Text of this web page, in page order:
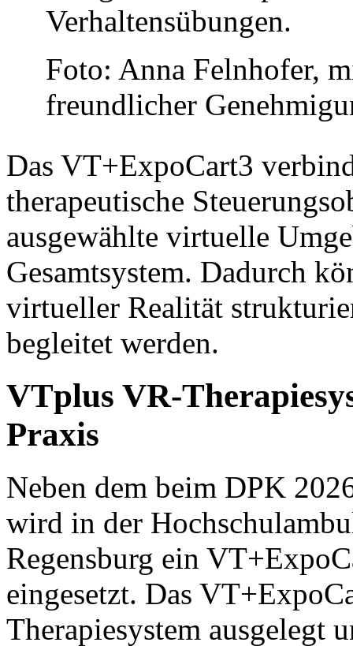
Verhaltensübungen.
Foto: Anna Felnhofer,
freundlicher
Das VT+ExpoCart3
therapeutische
ausgewählte virtuelle
Gesamtsystem. Dadurch
virtueller Realität
begleitet werden.
VTplus VR-
Praxis
Neben dem beim DPK
wird in der
Regensburg ein
eingesetzt. Das
Therapiesystem ausgelegt